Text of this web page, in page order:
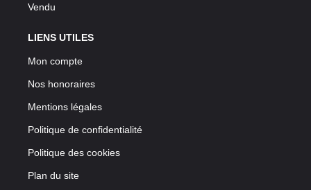
Vendu
LIENS UTILES
Mon compte
Nos honoraires
Mentions légales
Politique de confidentialité
Politique des cookies
Plan du site